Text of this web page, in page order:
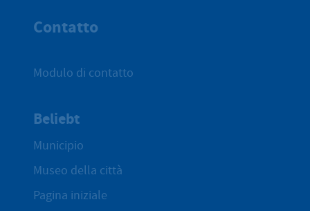
Contatto
Modulo di contatto
Beliebt
Municipio
Museo della città
Pagina iniziale